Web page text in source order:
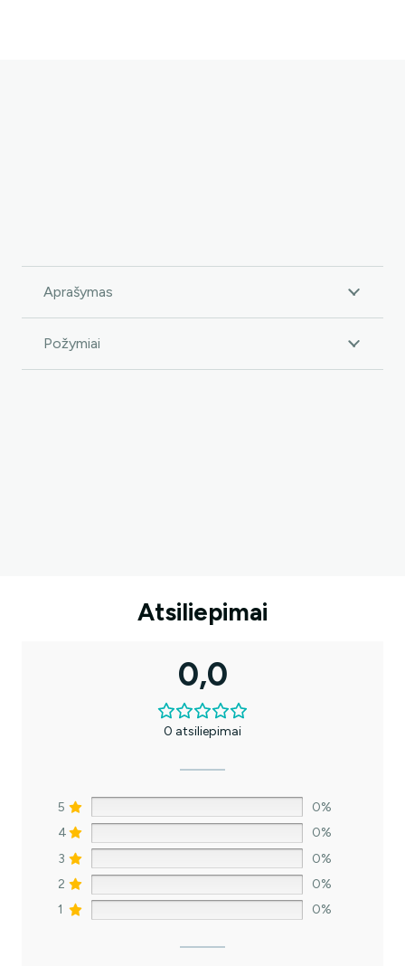
Aprašymas
Požymiai
Atsiliepimai
0,0
0 atsiliepimai
5
0%
4
0%
3
0%
2
0%
1
0%
Ne, ačiū.. Mokėsiu pilną kainą.